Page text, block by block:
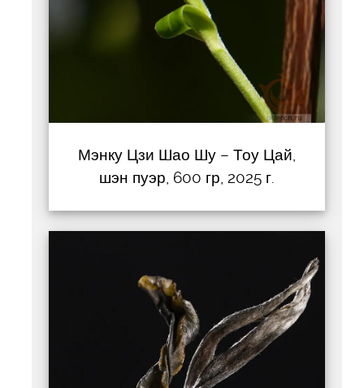
Мэнку Цзи Шао Шу – Тоу Цай,
шэн пуэр, 600 гр, 2025 г.